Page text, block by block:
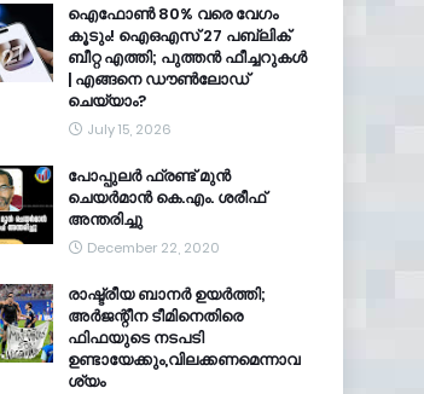
ഐഫോൺ 80% വരെ വേഗം
കൂടും! ഐഒഎസ് 27 പബ്ലിക്
ബീറ്റ എത്തി; പുത്തൻ ഫീച്ചറുകൾ
| എങ്ങനെ ഡൗൺലോഡ്
ചെയ്യാം?
July 15, 2026
പോപ്പുലർ ഫ്രണ്ട്​ മുൻ
ചെയർമാൻ കെ.എം. ശരീഫ്​
അന്തരിച്ചു
December 22, 2020
രാഷ്ട്രീയ ബാനർ ഉയർത്തി;
അർജന്റീന ടീമിനെതിരെ
ഫിഫയുടെ നടപടി
ഉണ്ടായേക്കും,വിലക്കണമെന്നാവ
ശ്യം